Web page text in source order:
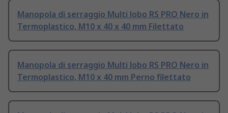
Manopola di serraggio Multi lobo RS PRO Nero in
Termoplastico, M10 x 40 x 40 mm Filettato
Manopola di serraggio Multi lobo RS PRO Nero in
Termoplastico, M10 x 40 mm Perno filettato